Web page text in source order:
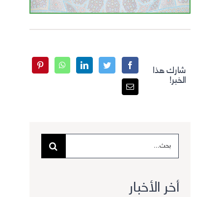
شارك هذا
الخبر!
البحث
عن:
أخر الأخبار